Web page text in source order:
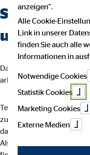
Sicherheit,
und
Dann bist du bei uns
arbeitet, wenn man
Teamarbeit und intensiver
zu besten Ergebnissen.
da jede Kundin und jeder
Als OVB-Berater*in
anzeigen".
Alle Cookie-
Link in unserer
finden Sie auch alle
Informationen in
Notwendige Cookies
Statistik Cookies
Marketing Cookies
Externe Medien